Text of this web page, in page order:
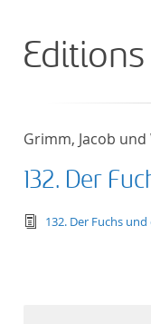
Grimm, Jacob
132. Der
text/
132. Der Fuchs und